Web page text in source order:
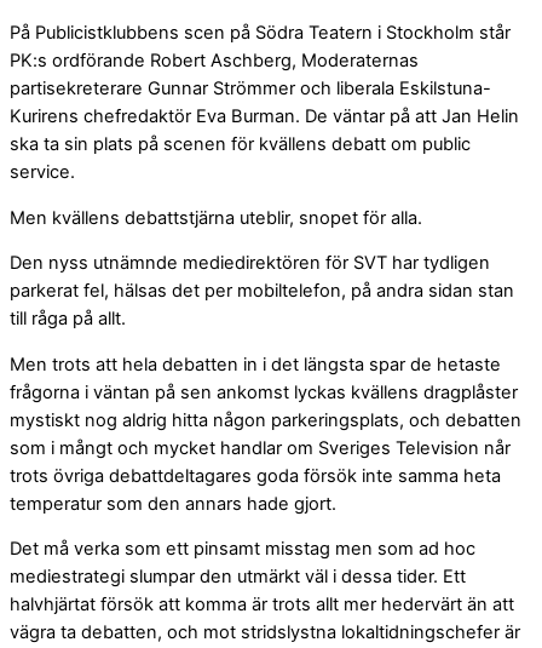
På Publicistklubbens scen på Södra Teatern i Stockholm står
PK:s ordförande Robert Aschberg, Moderaternas
partisekreterare Gunnar Strömmer och liberala Eskilstuna-
Kurirens chefredaktör Eva Burman. De väntar på att Jan Helin
ska ta sin plats på scenen för kvällens debatt om public
service.
Men kvällens debattstjärna uteblir, snopet för alla.
Den nyss utnämnde mediedirektören för SVT har tydligen
parkerat fel, hälsas det per mobiltelefon, på andra sidan stan
till råga på allt.
Men trots att hela debatten in i det längsta spar de hetaste
frågorna i väntan på sen ankomst lyckas kvällens dragplåster
mystiskt nog aldrig hitta någon parkeringsplats, och debatten
som i mångt och mycket handlar om Sveriges Television når
trots övriga debattdeltagares goda försök inte samma heta
temperatur som den annars hade gjort.
Det må verka som ett pinsamt misstag men som ad hoc
mediestrategi slumpar den utmärkt väl i dessa tider. Ett
halvhjärtat försök att komma är trots allt mer hedervärt än att
vägra ta debatten, och mot stridslystna lokaltidningschefer är